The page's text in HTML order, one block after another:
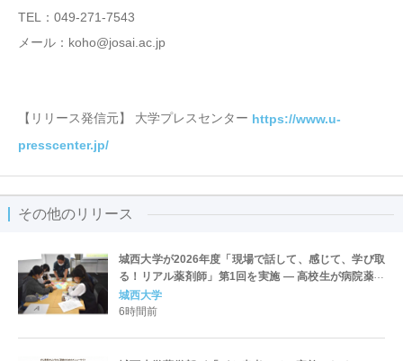
TEL：049-271-7543
メール：koho@josai.ac.jp
【リリース発信元】 大学プレスセンター https://www.u-
presscenter.jp/
その他のリリース
城西大学が2026年度「現場で話して、感じて、学び取
る！リアル薬剤師」第1回を実施 ― 高校生が病院薬剤
師のリアルに触れる体験型プログラム
城西大学
6時間前